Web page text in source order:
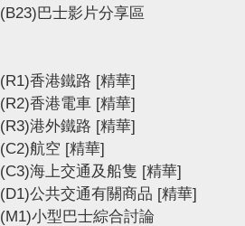
(B23)巴士影片分享區
(R1)香港鐵路 [精華]
(R2)香港電車 [精華]
(R3)港外鐵路 [精華]
(C2)航空 [精華]
(C3)海上交通及船隻 [精華]
(D1)公共交通有關商品 [精華]
(M1)小型巴士綜合討論